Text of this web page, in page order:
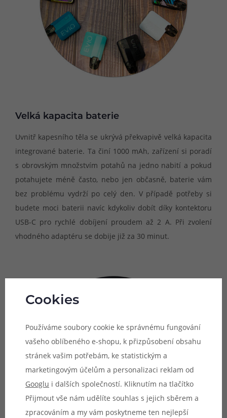
Velká kapacita baterie
Uvnitř kapesního těla se ukrývá překvapivě velká kapacita
integrované baterie. Ta činí 1000 mAh, zařízení si poradí
s obrovským množstvím potahů na jedno nabití a pokud
potahujete méně často, nebo jen občasně, baterie vám
bez problému vydrží po celý den. V případě potřeby si
budete moci baterii navíc kdykoliv dobít díky kontektoru
USB-C pro rychlé dobíjení proudem až 2 A. Při zvolení
vhodného adaptéru se dobije již za 30 minut.
Cookies
Používáme soubory cookie ke správnému fungování
vašeho oblíbeného e-shopu, k přizpůsobení obsahu
stránek vašim potřebám, ke statistickým a
marketingovým účelům a personalizaci reklam od
Googlu i dalších společností. Kliknutím na tlačítko
Přijmout vše nám udělíte souhlas s jejich sběrem a
zpracováním a my vám poskytneme ten nejlepší